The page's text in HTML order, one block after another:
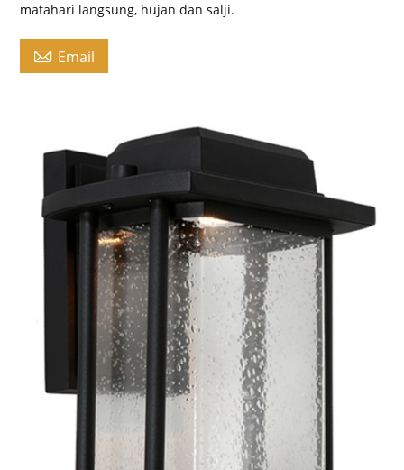
matahari langsung, hujan dan salji.
 Email